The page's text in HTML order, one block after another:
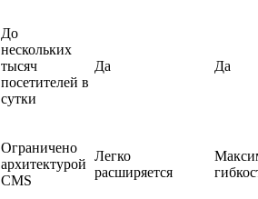
До
нескольких
тысяч
посетителей в
сутки
Да Да
Ограничено
архитектурой
CMS
Легко
расширяется